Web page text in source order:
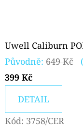
Uwell Caliburn
Původně: 649 Kč
399 Kč
DETAIL
Kód: 3758/CER